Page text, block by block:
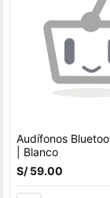
Audífonos
| Blanco
S/ 59.00